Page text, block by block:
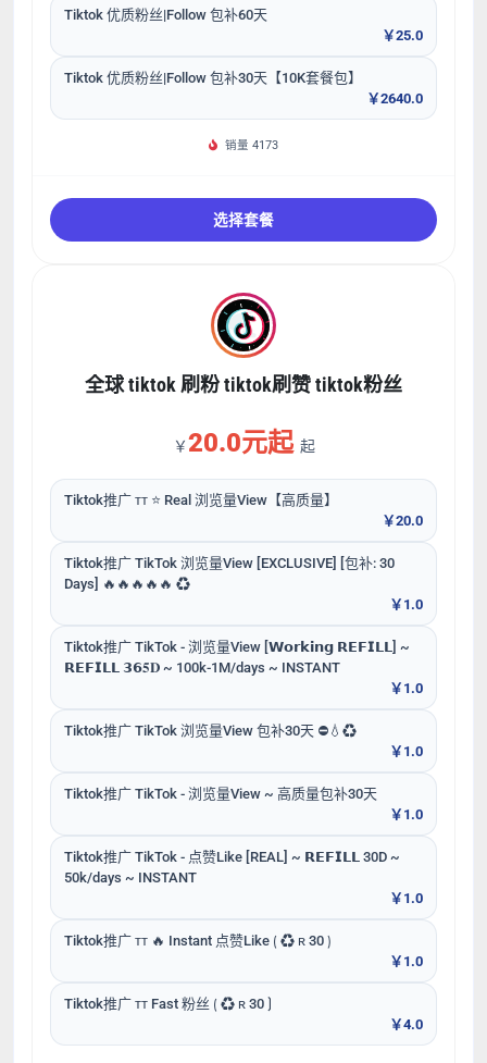
Tiktok 优质粉丝|Follow 包补60天
￥25.0
Tiktok 优质粉丝|Follow 包补30天【10K套餐包】
￥2640.0
销量 4173
选择套餐
全球 tiktok 刷粉 tiktok刷赞 tiktok粉丝
￥20.0元起 起
Tiktok推广 ᴛᴛ ⭐ Real 浏览量View【高质量】
￥20.0
Tiktok推广 TikTok 浏览量View [EXCLUSIVE] [包补: 30
Days] 🔥🔥🔥🔥🔥 ♻️
￥1.0
Tiktok推广 TikTok - 浏览量View [𝗪𝗼𝗿𝗸𝗶𝗻𝗴 𝗥𝗘𝗙𝗜𝗟𝗟] ~
𝗥𝗘𝗙𝗜𝗟𝗟 𝟯𝟲𝟓𝐃 ~ 100k-1M/days ~ INSTANT
￥1.0
Tiktok推广 TikTok 浏览量View 包补30天 ⛔💧♻️
￥1.0
Tiktok推广 TikTok - 浏览量View ~ 高质量包补30天
￥1.0
Tiktok推广 TikTok - 点赞Like [REAL] ~ 𝗥𝗘𝗙𝗜𝗟𝗟 30D ~
50k/days ~ INSTANT
￥1.0
Tiktok推广 ᴛᴛ 🔥 Instant 点赞Like ⟮ ♻ ʀ 30 ⟯
￥1.0
Tiktok推广 ᴛᴛ Fast 粉丝 ⟮ ♻ ʀ 30 ⟯
￥4.0